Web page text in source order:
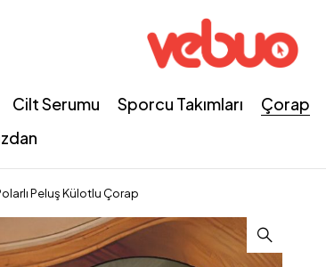
Cilt Serumu Sporcu Takımları Çorap
Peluş Külotlu Çorap